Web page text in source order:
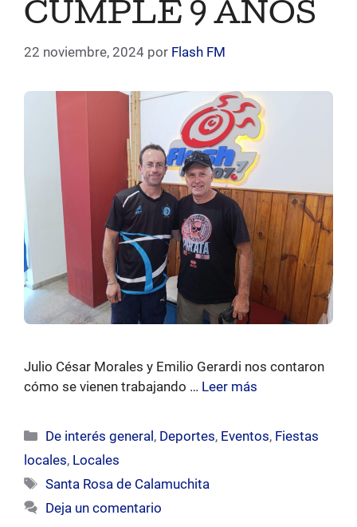
CUMPLE 9 AÑOS
22 noviembre, 2024 por Flash FM
Julio César Morales y Emilio Gerardi nos contaron
cómo se vienen trabajando … Leer más
Categorías
De interés general , Deportes, Eventos, Fiestas
locales, Locales
Etiquetas
Santa Rosa de Calamuchita
Deja un comentario